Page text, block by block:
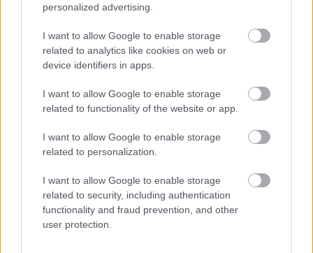
personalized advertising.
I want to allow Google to enable storage
related to analytics like cookies on web or
device identifiers in apps.
I want to allow Google to enable storage
related to functionality of the website or app.
I want to allow Google to enable storage
related to personalization.
I want to allow Google to enable storage
related to security, including authentication
functionality and fraud prevention, and other
user protection.
Αποζημίωση ειδικού σκοπού με
μονομερείς υπεύθυνες δηλώσεις – Όλα
όσα πρέπει να γνωρίζουν οι δικαιούχοι
, 26 Ιανουαρίου 2022 || Οικονομία